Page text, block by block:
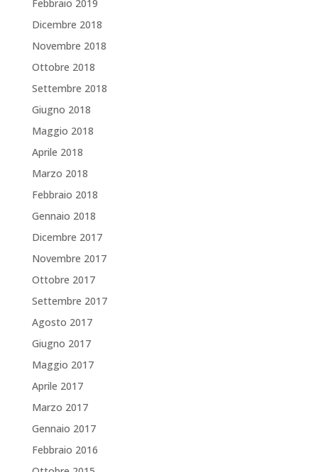
Febbraio 2019
Dicembre 2018
Novembre 2018
Ottobre 2018
Settembre 2018
Giugno 2018
Maggio 2018
Aprile 2018
Marzo 2018
Febbraio 2018
Gennaio 2018
Dicembre 2017
Novembre 2017
Ottobre 2017
Settembre 2017
Agosto 2017
Giugno 2017
Maggio 2017
Aprile 2017
Marzo 2017
Gennaio 2017
Febbraio 2016